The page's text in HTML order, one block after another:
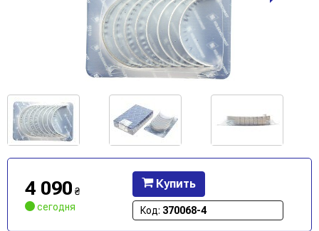
4 090 ₴
сегодня
Купить
Код: 370068-4